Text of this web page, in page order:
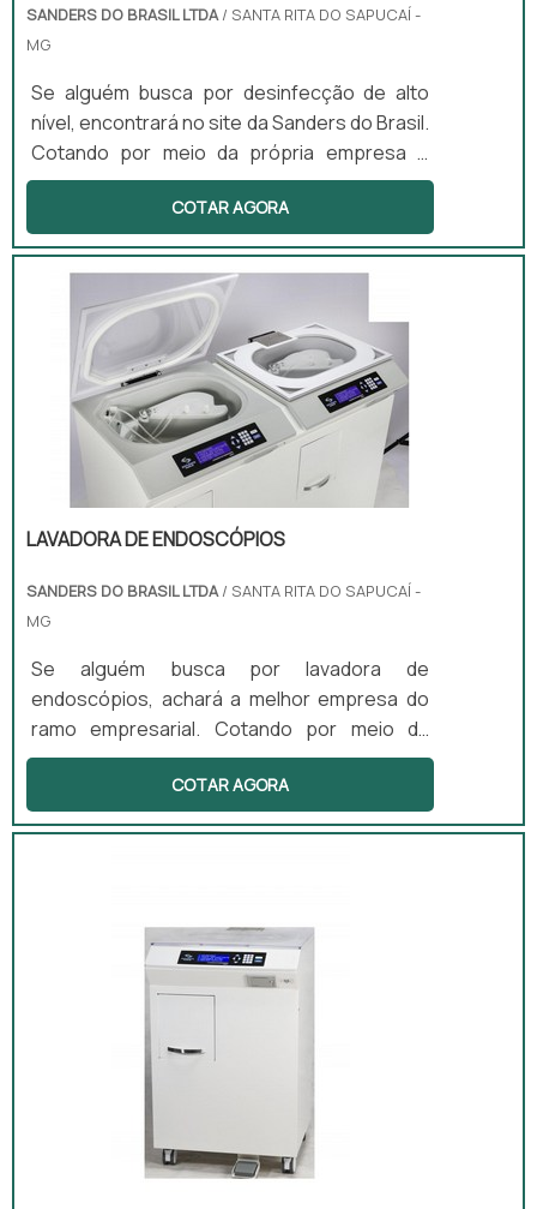
SANDERS DO BRASIL LTDA / SANTA RITA DO SAPUCAÍ -
MG
Se alguém busca por desinfecção de alto
nível, encontrará no site da Sanders do Brasil.
Cotando por meio da própria empresa e
descobrindo a melhor referência em
qualidade.Quando o interesse é por
desinfecção de alto nível, na Sanders do
Brasil irá encontrar excelente custo-
benefício com produtos desenvolvidos para
servir mais e melhor.ALGUNS DETALHES
SOBRE DESINFECÇÃO DE ALTO NÍVELHá
muitas maneiras eficientes de demonstrar
competência ...
COTAR AGORA
LAVADORA DE ENDOSCÓPIOS
SANDERS DO BRASIL LTDA/ SANTA RITA DO SAPUCAÍ -
MG
Se alguém busca por lavadora de
endoscópios, achará a melhor empresa do
ramo empresarial. Cotando por meio da
própria empresa e descobrindo a melhor
referência em qualidade.DIFERENCIAIS
IMPORTANTES DE LAVADORA DE
atua com lavadoras ultrassônicas e
circuladores de saneantes, garantindo a
satisfação da venda à entrega fin...
COTAR AGORA